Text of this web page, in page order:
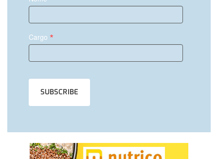
Cargo *